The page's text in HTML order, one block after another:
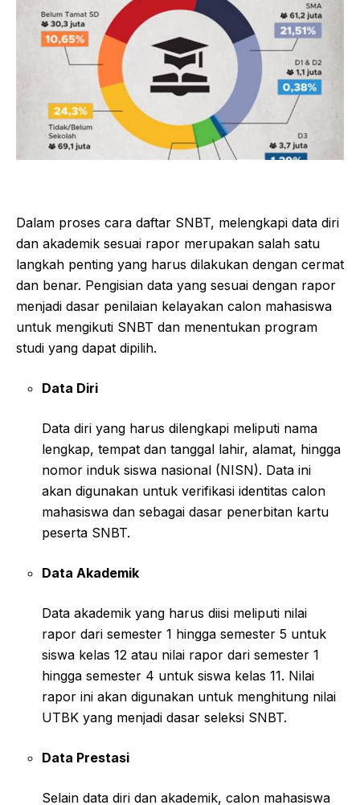
Dalam proses cara daftar SNBT, melengkapi data diri
dan akademik sesuai rapor merupakan salah satu
langkah penting yang harus dilakukan dengan cermat
dan benar. Pengisian data yang sesuai dengan rapor
menjadi dasar penilaian kelayakan calon mahasiswa
untuk mengikuti SNBT dan menentukan program
studi yang dapat dipilih.
Data Diri
Data diri yang harus dilengkapi meliputi nama
lengkap, tempat dan tanggal lahir, alamat, hingga
nomor induk siswa nasional (NISN). Data ini
akan digunakan untuk verifikasi identitas calon
mahasiswa dan sebagai dasar penerbitan kartu
peserta SNBT.
Data Akademik
Data akademik yang harus diisi meliputi nilai
rapor dari semester 1 hingga semester 5 untuk
siswa kelas 12 atau nilai rapor dari semester 1
hingga semester 4 untuk siswa kelas 11. Nilai
rapor ini akan digunakan untuk menghitung nilai
UTBK yang menjadi dasar seleksi SNBT.
Data Prestasi
Selain data diri dan akademik, calon mahasiswa